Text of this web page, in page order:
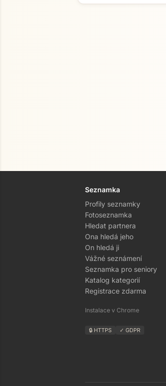
Seznamka
Profily seznamky
Fotoseznamka
Hledat partnera
Ona hledá jeho
On hledá ji
Vážné seznámení
Seznamka pro seniory
Katalog kategorií
Registrace zdarma
Instalace v Chrome
🔒 HTTPS ✓ GDPR